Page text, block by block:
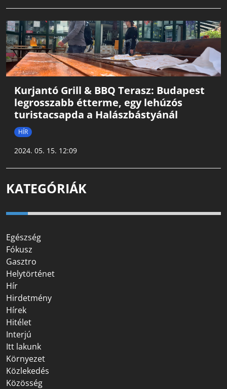
Kurjantó Grill & BBQ Terasz: Budapest
legrosszabb étterme, egy lehúzós
turistacsapda a Halászbástyánál
HÍR
2024. 05. 15. 12:09
KATEGÓRIÁK
Egészség
Fókusz
Gasztro
Helytörténet
Hír
Hirdetmény
Hírek
Hitélet
Interjú
Itt lakunk
Környezet
Közlekedés
Közösség